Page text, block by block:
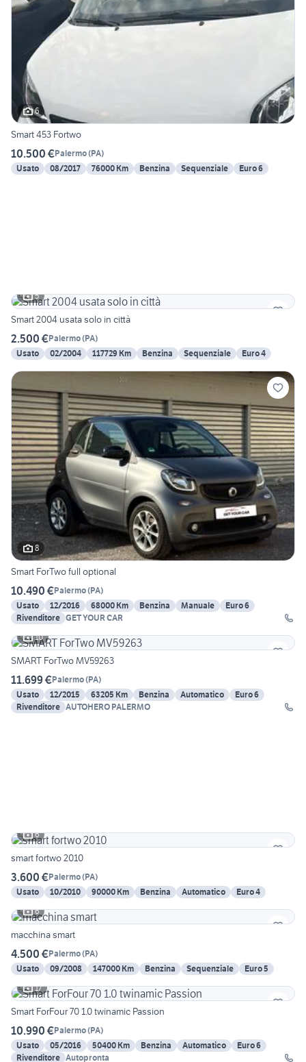
6
Smart 453 Fortwo
10.500 €Palermo(PA)
Usato
08/2017 76000 Km Benzina Sequenziale Euro 6
5
Smart 2004 usata solo in città
2.500 €Palermo(PA)
Usato
02/2004 117729 Km Benzina Sequenziale Euro 4
8
Smart ForTwo full optional
10.490 €Palermo(PA)
Usato
12/2016 68000 Km Benzina Manuale
Euro 6
Rivenditore GET YOUR CAR
10
SMART ForTwo MV59263
11.699 €Palermo(PA)
Usato
12/2015 63205 Km Benzina Automatico
Euro 6
Rivenditore AUTOHERO PALERMO
6
smart fortwo 2010
3.600 €Palermo(PA)
Usato
10/2010 90000 Km Benzina Automatico
Euro 4
6
macchina smart
4.500 €Palermo(PA)
Usato
09/2008 147000 Km Benzina Sequenziale
Euro 5
17
Smart ForFour 70 1.0 twinamic Passion
10.990 €Palermo(PA)
Usato
05/2016 50400 Km Benzina Automatico
Euro 6
Rivenditore Autopronta